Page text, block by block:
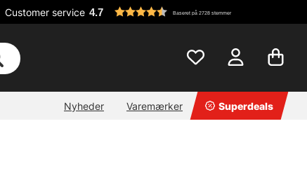
Customer service 4.7 Baseret på 2728 stemmer
Nyheder Varemærker Superdeals